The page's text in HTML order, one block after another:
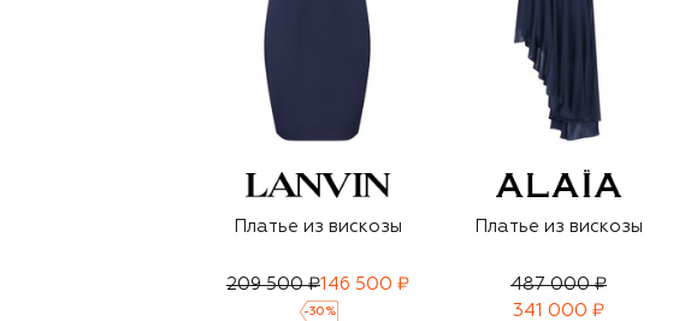
Платье из вискозы
209 500 ₽146 500 ₽
-30 %
Платье из вискозы
487 000 ₽
341 000 ₽